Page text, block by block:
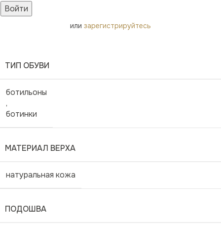
Войти
или зарегистрируйтесь
ТИП ОБУВИ
ботильоны
,
ботинки
МАТЕРИАЛ ВЕРХА
натуральная кожа
ПОДОШВА